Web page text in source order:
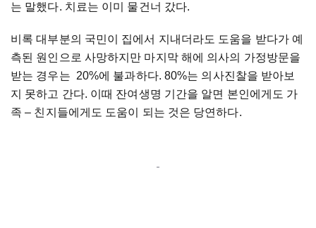
는 말했다. 치료는 이미 물건너 갔다.
비록 대부분의 국민이 집에서 지내더라도 도움을 받다가 예
측된 원인으로 사망하지만 마지막 해에 의사의 가정방문을
받는 경우는 20%에 불과하다. 80%는 의사진찰을 받아보
지 못하고 간다. 이때 잔여생명 기간을 알면 본인에게도 가
족 – 친지들에게도 도움이 되는 것은 당연하다.